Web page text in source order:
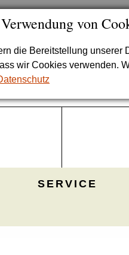
von
die Bereitstellung unserer
wir Cookies verwenden.
SERVICE